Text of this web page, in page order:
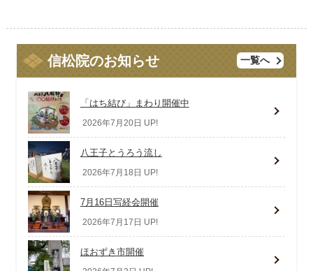
信松院のお知らせ 一覧へ
「はち結び」まわり開催中
2026年7月20日 UP!
八王子とうろう流し
2026年7月18日 UP!
7月16日写経会開催
2026年7月17日 UP!
ほおずき市開催